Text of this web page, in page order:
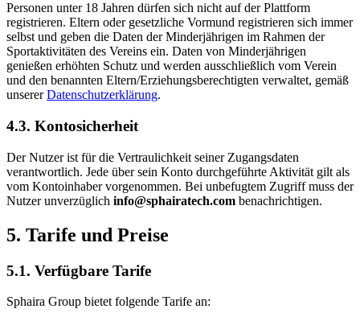
Personen unter 18 Jahren dürfen sich nicht auf der Plattform
registrieren. Eltern oder gesetzliche Vormund registrieren sich immer
selbst und geben die Daten der Minderjährigen im Rahmen der
Sportaktivitäten des Vereins ein. Daten von Minderjährigen
genießen erhöhten Schutz und werden ausschließlich vom Verein
und den benannten Eltern/Erziehungsberechtigten verwaltet, gemäß
unsererDatenschutzerklärung.
4.3. Kontosicherheit
Der Nutzer ist für die Vertraulichkeit seiner Zugangsdaten
verantwortlich. Jede über sein Konto durchgeführte Aktivität gilt als
vom Kontoinhaber vorgenommen. Bei unbefugtem Zugriff muss der
Nutzer unverzüglich info@sphairatech.com benachrichtigen.
5. Tarife und Preise
5.1. Verfügbare Tarife
Sphaira Group bietet folgende Tarife an: